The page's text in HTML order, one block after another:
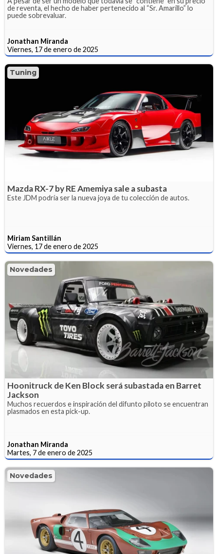
de reventa, el hecho de haber pertenecido al “Sr. Amarillo” lo
puede sobrevaluar.
Jonathan Miranda
Viernes, 17 de enero de 2025
Tuning
Mazda RX-7 by RE Amemiya sale a subasta
Este JDM podría ser la nueva joya de tu colección de autos.
Miriam Santillán
Viernes, 17 de enero de 2025
Novedades
Hoonitruck de Ken Block será subastada en Barret
Jackson
Muchos recuerdos e inspiración del difunto piloto se encuentran
plasmados en esta pick-up.
Jonathan Miranda
Martes, 7 de enero de 2025
Novedades